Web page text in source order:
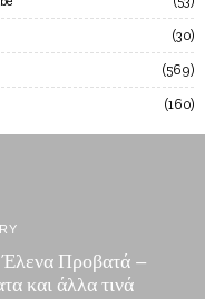
30
569
160
Έλενα Προβατά –
και άλλα τινά